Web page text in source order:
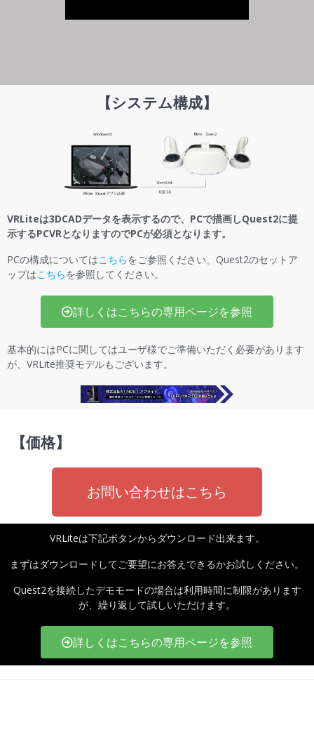
【システム構成】
VRLiteは3DCADデータを表示するので、PCで描画しQuest2に提
示するPCVRとなりますのでPCが必須となります。
PCの構成についてはこちらをご参照ください。Quest2のセットア
ップはこちらを参照してください。
詳しくはこちらの専用ページを参照
基本的にはPCに関してはユーザ様でご準備いただく必要があります
が、VRLite推奨モデルもございます。
【価格】
お問い合わせはこちら
VRLiteは下記ボタンからダウンロード出来ます。
まずはダウンロードしてご要望にお答えできるかお試しください。
Quest2を接続したデモモードの場合は利用時間に制限があります
が、繰り返して試しいただけます。
詳しくはこちらの専用ページを参照